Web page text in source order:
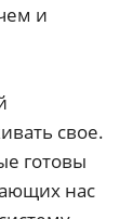
и
свое.
готовы
нас